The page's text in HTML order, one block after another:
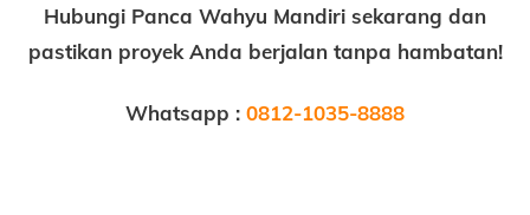
Hubungi Panca Wahyu Mandiri sekarang dan
pastikan proyek Anda berjalan tanpa hambatan!
Whatsapp : 0812-1035-8888